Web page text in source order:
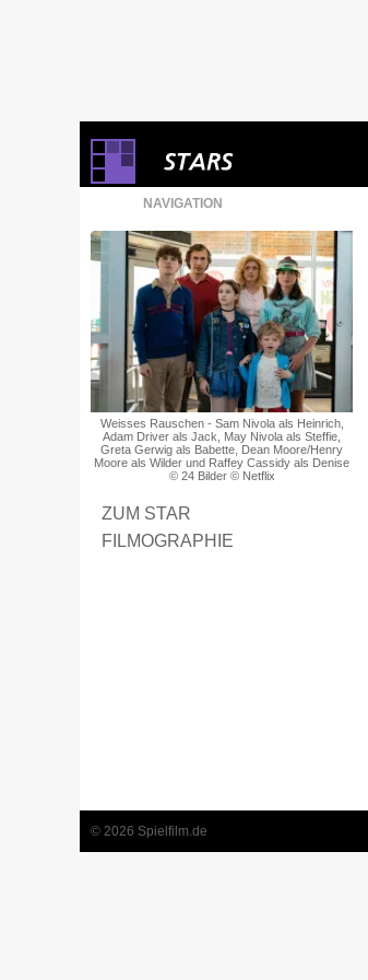
NAVIGATION
Weisses Rauschen - Sam Nivola als Heinrich,
Adam Driver als Jack, May Nivola als Steffie,
Greta Gerwig als Babette, Dean Moore/Henry
Moore als Wilder und Raffey Cassidy als Denise
© 24 Bilder © Netflix
ZUM STAR
FILMOGRAPHIE
© 2026 Spielfilm.de